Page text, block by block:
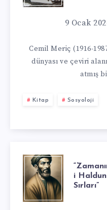
5
KITABI
9 Ocak
Cemil Meriç (1916-
dünyası ve çeviri
atmış
Kitap Sosyoloji
i
Sırları”